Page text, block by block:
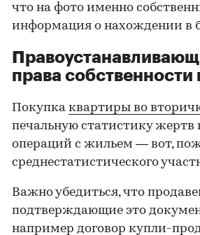
что на фото именно
информация о нахождении в
права собственности
Покупка квартиры во
печальную статистику
операций с жильем — вот,
среднестатистического
Важно убедиться, что
подтверждающие это
например договор купли-